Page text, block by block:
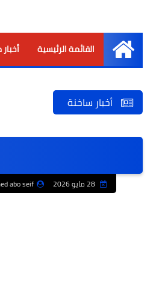
الرئيسية
القائمة الرئيسية
أخبار ساخنة
28 مايو 2026 abo seif